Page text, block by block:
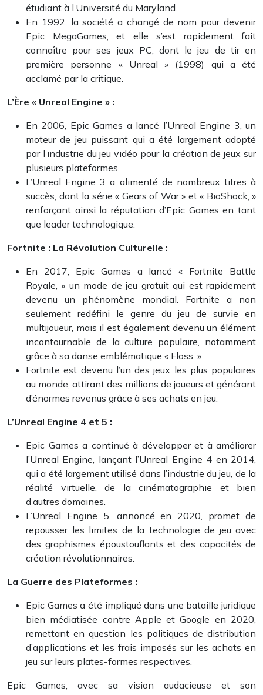
étudiant à l’Université du Maryland.
En 1992, la société a changé de nom pour devenir
Epic MegaGames, et elle s’est rapidement fait
connaître pour ses jeux PC, dont le jeu de tir en
première personne « Unreal » (1998) qui a été
acclamé par la critique.
L’Ère « Unreal Engine » :
En 2006, Epic Games a lancé l’Unreal Engine 3, un
moteur de jeu puissant qui a été largement adopté
par l’industrie du jeu vidéo pour la création de jeux sur
plusieurs plateformes.
L’Unreal Engine 3 a alimenté de nombreux titres à
succès, dont la série « Gears of War » et « BioShock, »
renforçant ainsi la réputation d’Epic Games en tant
que leader technologique.
Fortnite : La Révolution Culturelle :
En 2017, Epic Games a lancé « Fortnite Battle
Royale, » un mode de jeu gratuit qui est rapidement
devenu un phénomène mondial. Fortnite a non
seulement redéfini le genre du jeu de survie en
multijoueur, mais il est également devenu un élément
incontournable de la culture populaire, notamment
grâce à sa danse emblématique « Floss. »
Fortnite est devenu l’un des jeux les plus populaires
au monde, attirant des millions de joueurs et générant
d’énormes revenus grâce à ses achats en jeu.
L’Unreal Engine 4 et 5 :
Epic Games a continué à développer et à améliorer
l’Unreal Engine, lançant l’Unreal Engine 4 en 2014,
qui a été largement utilisé dans l’industrie du jeu, de la
réalité virtuelle, de la cinématographie et bien
d’autres domaines.
L’Unreal Engine 5, annoncé en 2020, promet de
repousser les limites de la technologie de jeu avec
des graphismes époustouflants et des capacités de
création révolutionnaires.
La Guerre des Plateformes :
Epic Games a été impliqué dans une bataille juridique
bien médiatisée contre Apple et Google en 2020,
remettant en question les politiques de distribution
d’applications et les frais imposés sur les achats en
jeu sur leurs plates-formes respectives.
Epic Games, avec sa vision audacieuse et son